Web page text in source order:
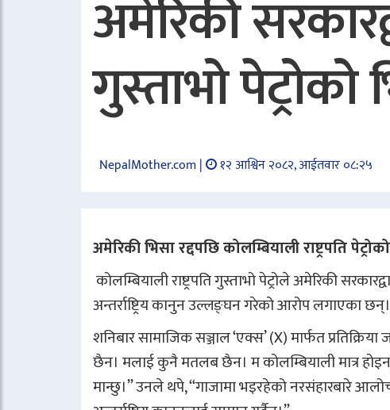
अमेरिकी
गुस्ताभो
NepalMother.com | १२ आश्विन २०८२, आईतवार ०८:२५
अमेरिकी भिसा रद्दपछि कोलम्बियाली राष्ट्रपति
कोलम्बियाली राष्ट्रपति गुस्ताभो पेट्रोले अमेरिकी
अन्तर्राष्ट्रिय कानुन उल्लङ्घन गरेको आरोप लगाएका छन्।
शनिबार सामाजिक सञ्जाल ‘एक्स’ (X) मार्फत
छैन। मलाई कुनै मतलब छैन। म कोलम्बियाली मात्र
मान्छु।” उनले थपे, “गाजामा भइरहेको नरसंहारबारे